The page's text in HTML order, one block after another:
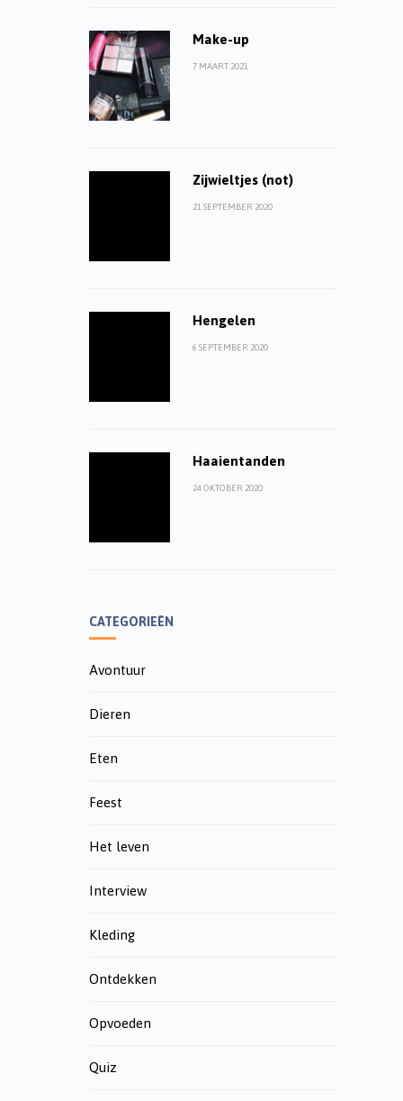
Make-up
7 MAART 2021
Zijwieltjes (not)
21 SEPTEMBER 2020
Hengelen
6 SEPTEMBER 2020
Haaientanden
24 OKTOBER 2020
CATEGORIEËN
Avontuur
Dieren
Eten
Feest
Het leven
Interview
Kleding
Ontdekken
Opvoeden
Quiz